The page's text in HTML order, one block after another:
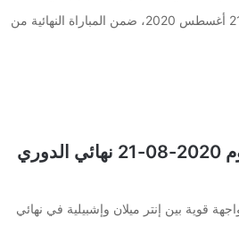
يواجه إنتر ميلان خصمه إشبيلية مساء اليوم الجمعة 21 أغسطس 2020، ضمن المباراة النهائية من
نتيجة | مباراة إنتر ميلان وإشبيلية اليوم 2020-08-21 نهائي الدوري
قوية بين إنتر ميلان وإشبيلية في نهائي